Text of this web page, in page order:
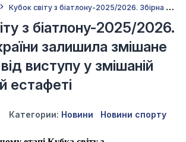
К
убок світу з біатлону-2025/2026. Збірна України залишила змішане відчуття від виступу у змішаній одиночній естафеті
з біатлону-2025/2026.
залишила змішане
виступу у змішаній
естафеті
Категории: Новини Новини спорту